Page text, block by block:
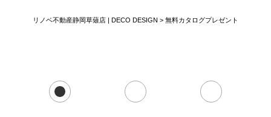
リノベ不動産静岡草薙店 | DECO DESIGN > 無料カタログプレゼント